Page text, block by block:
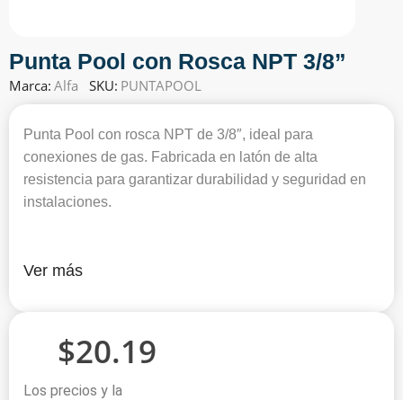
Punta Pool con Rosca NPT 3/8”
Marca: Alfa SKU: PUNTAPOOL
Punta Pool con rosca NPT de 3/8″, ideal para
conexiones de gas. Fabricada en latón de alta
resistencia para garantizar durabilidad y seguridad en
instalaciones.
Ver más
$20.19
Los precios y la